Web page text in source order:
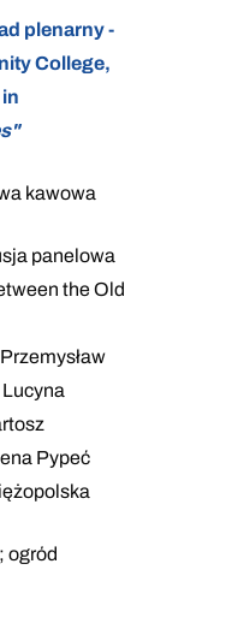
plenarny -
College,
kawowa
panelowa
the Old
Pypeć
ogród